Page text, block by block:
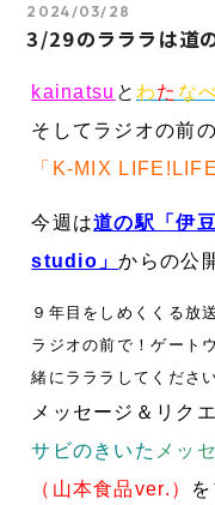
2024/03/28
3/29のラララは道
kainatsu と わた な
そしてラジオの前
「K-MIX
今週は道の駅「伊
studio」からの公
９年目をしめくくる放
ラジオの前で！ゲート
緒にラララしてくださ
メッセージ＆リク
サビのきいた メッ
（山本食品ver.）